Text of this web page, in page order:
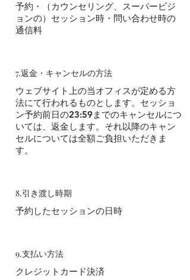
予約・（カウンセリング、スーパービジ
ョンの）セッション時・問い合わせ時の
通信料
7.返金・キャンセルの方法
ウェブサイト上の当オフィスが定める方
法にて行われるものとします。セッショ
ン予約前日の23:59までのキャンセルにつ
いては、返金します。それ以降のキャン
セルについては全額ご負担いただきま
す。
8.引き渡し時期
予約したセッションの日時
9.支払い方法
クレジットカード決済